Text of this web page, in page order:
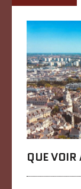
QUE